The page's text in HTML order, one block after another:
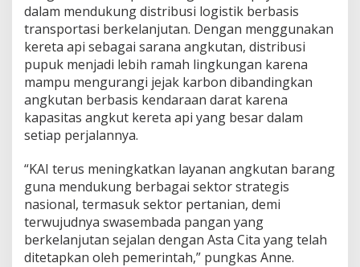
dalam mendukung distribusi logistik berbasis
transportasi berkelanjutan. Dengan menggunakan
kereta api sebagai sarana angkutan, distribusi
pupuk menjadi lebih ramah lingkungan karena
mampu mengurangi jejak karbon dibandingkan
angkutan berbasis kendaraan darat karena
kapasitas angkut kereta api yang besar dalam
setiap perjalannya.
“KAI terus meningkatkan layanan angkutan barang
guna mendukung berbagai sektor strategis
nasional, termasuk sektor pertanian, demi
terwujudnya swasembada pangan yang
berkelanjutan sejalan dengan Asta Cita yang telah
ditetapkan oleh pemerintah,” pungkas Anne.